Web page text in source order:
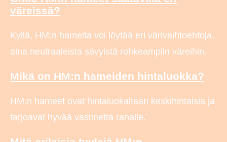
väreissä?
Kyllä, HM:n hameita voi löytää eri värivaihtoehtoja,
aina neutraaleista sävyistä rohkeampiin väreihin.
Mikä on HM:n hameiden hintaluokka?
HM:n hameet ovat hintaluokaltaan keskihintaisia ja
tarjoavat hyvää vastinetta rahalle.